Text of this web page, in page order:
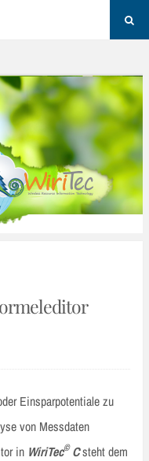
Einsparpotentiale zu
von Messdaten
in WiriTec©Csteht dem